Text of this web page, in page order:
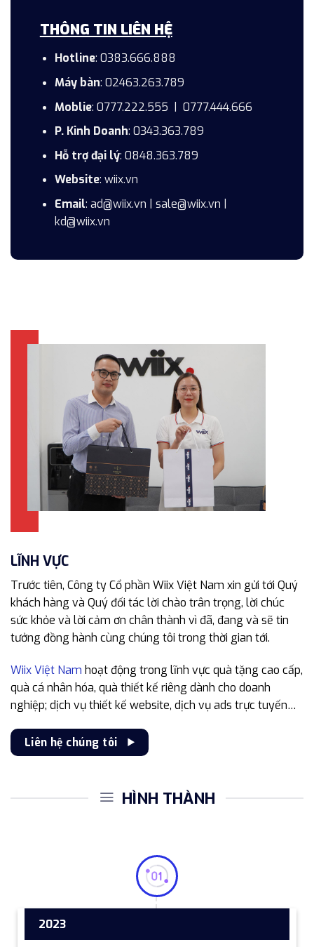
THÔNG TIN LIÊN HỆ
Hotline: 0383.666.888
Máy bàn: 02463.263.789
Moblie: 0777.222.555 | 0777.444.666
P. Kinh Doanh: 0343.363.789
Hỗ trợ đại lý: 0848.363.789
Website: wiix.vn
Email: ad@wiix.vn | sale@wiix.vn |
kd@wiix.vn
LĨNH VỰC
Trước tiên, Công ty Cổ phần Wiix Việt Nam xin gửi tới Quý
khách hàng và Quý đối tác lời chào trân trọng, lời chúc
sức khỏe và lời cảm ơn chân thành vì đã, đang và sẽ tin
tưởng đồng hành cùng chúng tôi trong thời gian tới.
Wiix Việt Nam hoạt động trong lĩnh vực quà tặng cao cấp,
quà cá nhân hóa, quà thiết kế riêng dành cho doanh
nghiệp; dịch vụ thiết kế website, dịch vụ ads trực tuyến…
Liên hệ chúng tôi
HÌNH THÀNH
2023